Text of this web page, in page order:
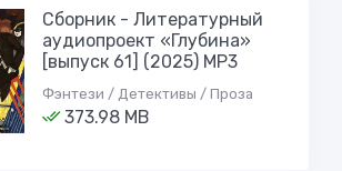
Сборник - Литературный
аудиопроект «Глубина»
[выпуск 61] (2025) MP3
Фэнтези / Детективы / Проза
373.98 MB